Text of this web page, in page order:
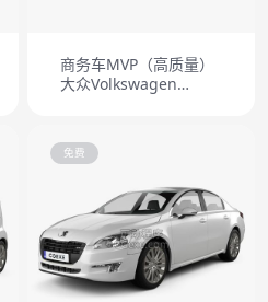
商务车MVP（高质量）
大众Volkswagen
免费